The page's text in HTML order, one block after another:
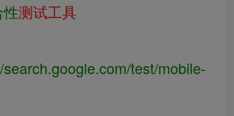
测试工具
search.google.com/test/mobile-